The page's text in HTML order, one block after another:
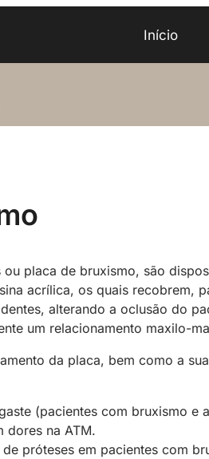
Início
placa de bruxismo, são
acrílica, os quais recobrem,
alterando a oclusão do
um relacionamento maxilo-
da placa, bem como a
(pacientes com bruxismo e
dores na ATM.
próteses em pacientes com